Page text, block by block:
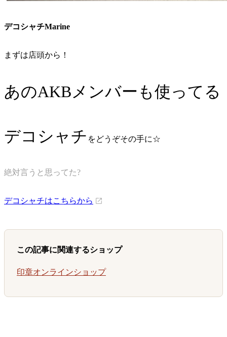
デコシャチMarine
まずは店頭から！
あのAKBメンバーも使ってる
デコシャチ をどうぞその手に☆
絶対言うと思ってた?
デコシャチはこちらから
この記事に関連するショップ
印章オンラインショップ